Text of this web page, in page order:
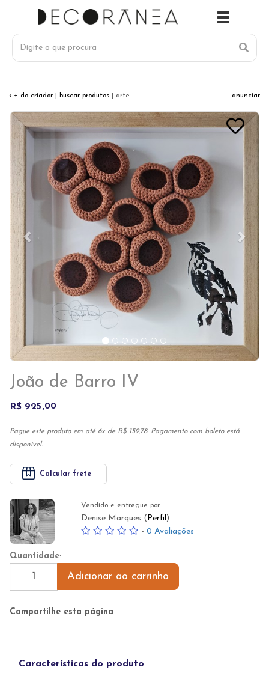
‹ + do criador | buscar produtos | arte anunciar
Previous Next
João de Barro IV
R$ 925 00
Pague este produto em até 6x de R$ 159,78. Pagamento com boleto está
disponível.
Calcular frete
Vendido e entregue por
Denise Marques ( Perfil )
- 0 Avaliações
Quantidade:
Adicionar ao carrinho
Compartilhe esta página
Características do produto